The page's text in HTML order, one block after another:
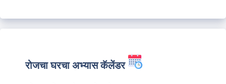
रोजचा घरचा अभ्यास कॅलेंडर